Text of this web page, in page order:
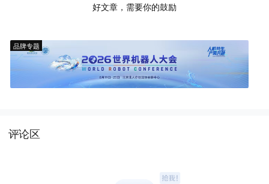
好文章，需要你的鼓励
品牌专题
评论区